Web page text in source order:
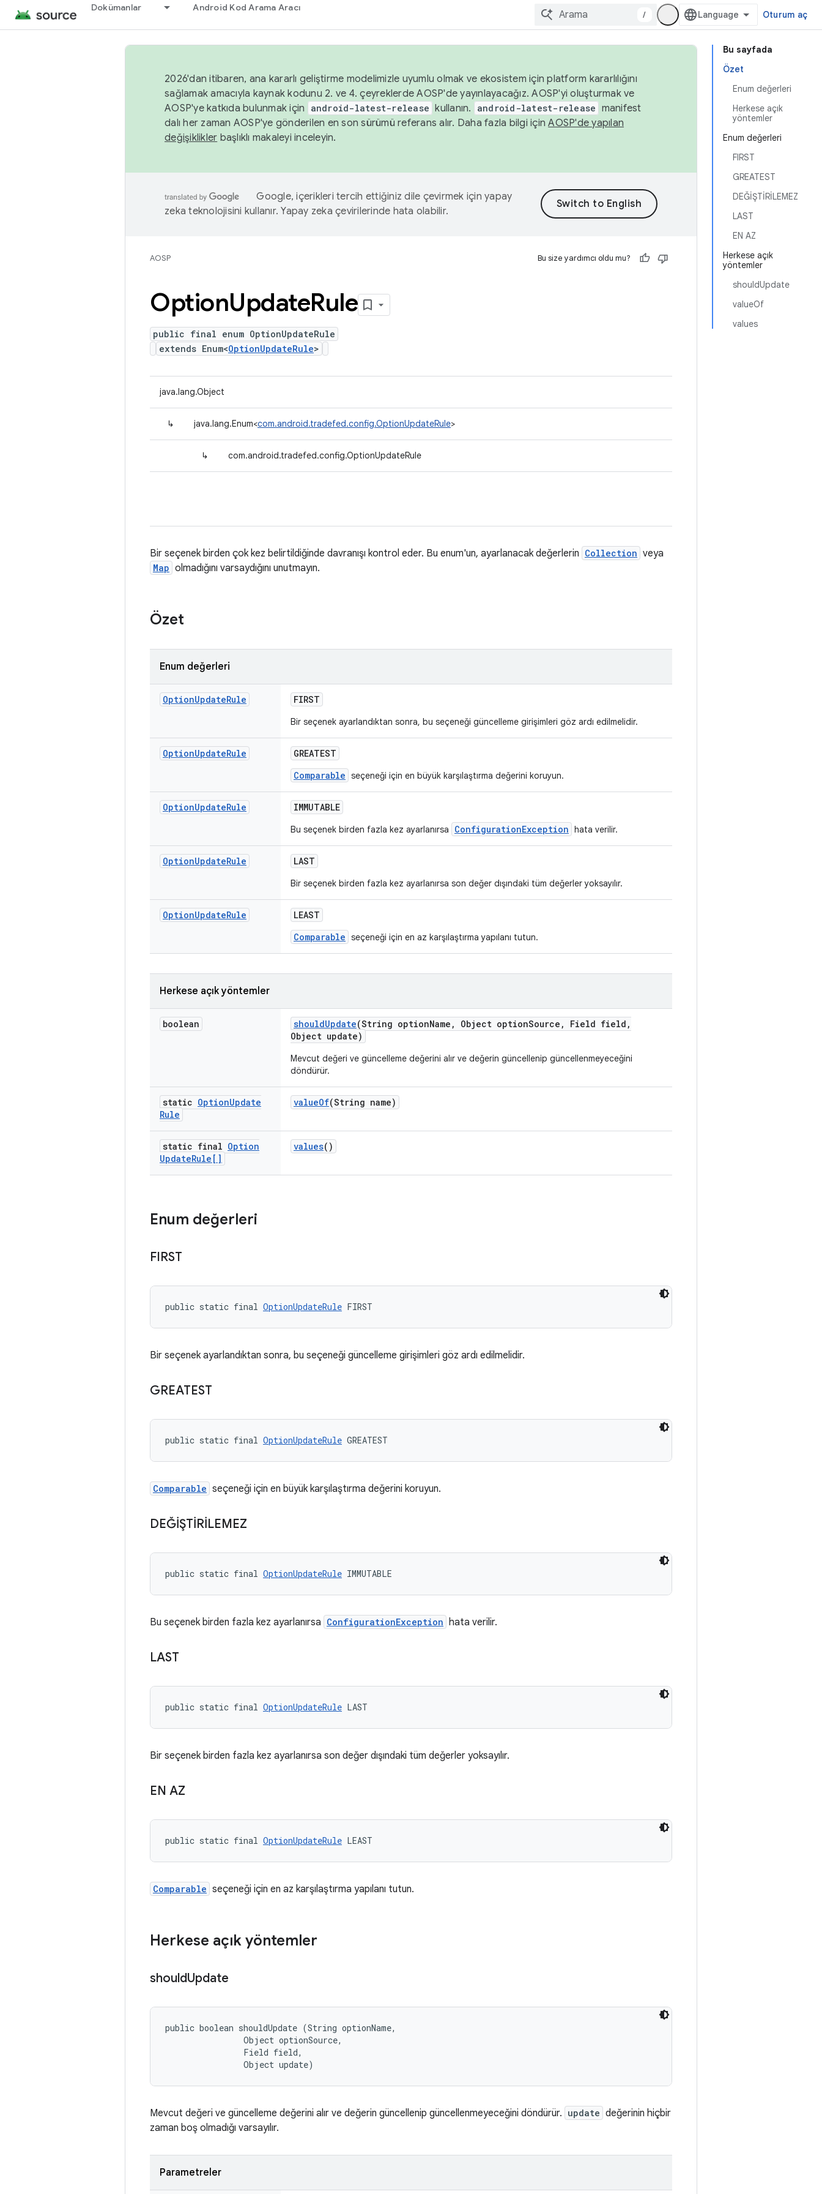
Dokümanlar Android Kod Arama Aracı
/ Oturum aç
Bu sayfada
Özet
Enum değerleri
Herkese açık
yöntemler
Enum değerleri
FIRST
GREATEST
DEĞİŞTİRİLEMEZ
LAST
EN AZ
Herkese açık
yöntemler
shouldUpdate
valueOf
values
2026'dan itibaren, ana kararlı geliştirme modelimizle uyumlu olmak ve ekosistem için platform kararlılığını
sağlamak amacıyla kaynak kodunu 2. ve 4. çeyreklerde AOSP'de yayınlayacağız. AOSP'yi oluşturmak ve
AOSP'ye katkıda bulunmak için
android-latest-release kullanın. android-latest-release manifest
dalı her zaman AOSP'ye gönderilen en son sürümü referans alır. Daha fazla bilgi içinAOSP'de yapılan
değişiklikler başlıklı makaleyi inceleyin.
Google, içerikleri tercih ettiğiniz dile çevirmek için yapay
zeka teknolojisini kullanır. Yapay zeka çevirilerinde hata olabilir.
AOSP Bu size yardımcı oldu mu?
OptionUpdateRule
public final enum OptionUpdateRule
extends Enum<OptionUpdateRule>
java.lang.Object
↳ java.lang.Enum<com.android.tradefed.config.OptionUpdateRule>
↳ com.android.tradefed.config.OptionUpdateRule
Bir seçenek birden çok kez belirtildiğinde davranışı kontrol eder. Bu enum'un, ayarlanacak değerlerin Collection veya
Map olmadığını varsaydığını unutmayın.
Özet
Enum değerleri
OptionUpdateRule FIRST
Bir seçenek ayarlandıktan sonra, bu seçeneği güncelleme girişimleri göz ardı edilmelidir.
OptionUpdateRule
GREATEST
Comparable seçeneği için en büyük karşılaştırma değerini koruyun.
OptionUpdateRule IMMUTABLE
Bu seçenek birden fazla kez ayarlanırsa ConfigurationException hata verilir.
OptionUpdateRule LAST
Bir seçenek birden fazla kez ayarlanırsa son değer dışındaki tüm değerler yoksayılır.
OptionUpdateRule
LEAST
Comparable seçeneği için en az karşılaştırma yapılanı tutun.
Herkese açık yöntemler
boolean shouldUpdate(String optionName , Object optionSource , Field field ,
Object update)
Mevcut değeri ve güncelleme değerini alır ve değerin güncellenip güncellenmeyeceğini
döndürür.
static OptionUpdate
Rule
valueOf(String name)
static final Option
UpdateRule[]
values()
Enum değerleri
FIRST
public static final OptionUpdateRule FIRST
Bir seçenek ayarlandıktan sonra, bu seçeneği güncelleme girişimleri göz ardı edilmelidir.
GREATEST
public static final OptionUpdateRule GREATEST
Comparable seçeneği için en büyük karşılaştırma değerini koruyun.
DEĞİŞTİRİLEMEZ
public static final OptionUpdateRule IMMUTABLE
Bu seçenek birden fazla kez ayarlanırsa ConfigurationException hata verilir.
LAST
public static final OptionUpdateRule LAST
Bir seçenek birden fazla kez ayarlanırsa son değer dışındaki tüm değerler yoksayılır.
EN AZ
public static final OptionUpdateRule LEAST
Comparable seçeneği için en az karşılaştırma yapılanı tutun.
Herkese açık yöntemler
shouldUpdate
public boolean shouldUpdate (String optionName,
                Object optionSource,
                Field field,
                Object update)
Mevcut değeri ve güncelleme değerini alır ve değerin güncellenip güncellenmeyeceğini döndürür. update değerinin hiçbir
zaman boş olmadığı varsayılır.
Parametreler